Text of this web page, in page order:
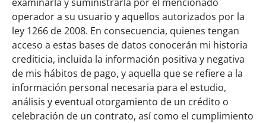
operador a su usuario y aquellos autorizados por la
ley 1266 de 2008. En consecuencia, quienes tengan
acceso a estas bases de datos conocerán mi historia
crediticia, incluida la información positiva y negativa
de mis hábitos de pago, y aquella que se refiere a la
información personal necesaria para el estudio,
análisis y eventual otorgamiento de un crédito o
celebración de un contrato, así como el cumplimiento